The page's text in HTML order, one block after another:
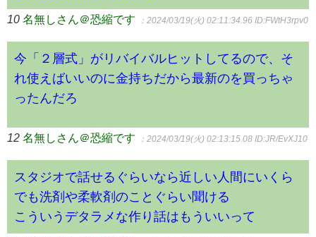
10 名無しさん＠恐縮です ：2024/03/19(火) 02:11:34.96 ID:FWtH3rpv0
今「２層式」がリバイバルヒットしてるので、そ
れ使えばいいのに金持ちだから最新のを買っちゃ
ったんだろ
12 名無しさん＠恐縮です ：2024/03/19(火) 02:13:15.08 ID:JR/EvXJ10
スタジオで話せるぐらいなら近しい人間にいくら
でも洗剤や柔軟剤のことぐらい聞ける
こういうデタラメな作り話はもういいって